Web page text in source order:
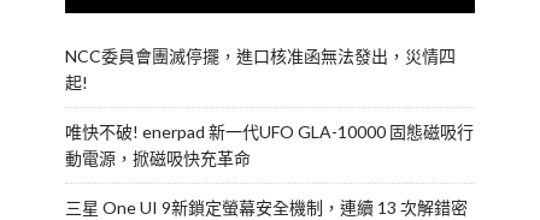
NCC委員會團滅停擺，進口核准函無法發出，災情四
起!
唯快不破! enerpad 新一代UFO GLA-10000 固態磁吸行
動電源，掀磁吸快充革命
三星 One UI 9新鎖定螢幕安全機制，連續 13 次解錯密